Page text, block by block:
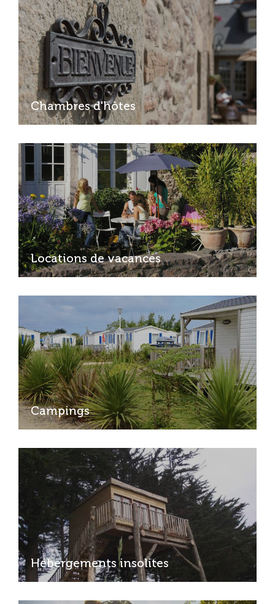
Chambres d'hôtes
Locations de vacances
Campings
Hébergements insolites